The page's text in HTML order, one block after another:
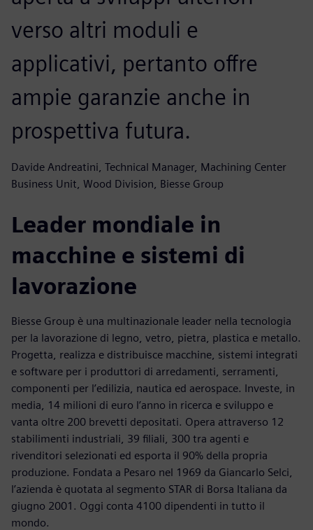
verso altri moduli e
applicativi, pertanto offre
ampie garanzie anche in
prospettiva futura.
Davide Andreatini, Technical Manager, Machining Center
Business Unit, Wood Division, Biesse Group
Leader mondiale in
macchine e sistemi di
lavorazione
Biesse Group è una multinazionale leader nella tecnologia
per la lavorazione di legno, vetro, pietra, plastica e metallo.
Progetta, realizza e distribuisce macchine, sistemi integrati
e software per i produttori di arredamenti, serramenti,
componenti per l’edilizia, nautica ed aerospace. Investe, in
media, 14 milioni di euro l’anno in ricerca e sviluppo e
vanta oltre 200 brevetti depositati. Opera attraverso 12
stabilimenti industriali, 39 filiali, 300 tra agenti e
rivenditori selezionati ed esporta il 90% della propria
produzione. Fondata a Pesaro nel 1969 da Giancarlo Selci,
l’azienda è quotata al segmento STAR di Borsa Italiana da
giugno 2001. Oggi conta 4100 dipendenti in tutto il
mondo.